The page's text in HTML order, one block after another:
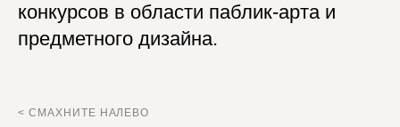
конкурсов в области паблик-арта и
предметного дизайна.
< СМАХНИТЕ НАЛЕВО